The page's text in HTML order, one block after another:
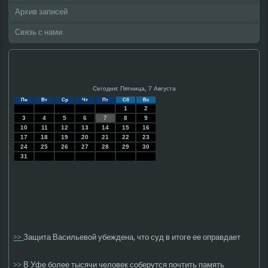
Архив записей
Связь с нами
Сегодня: Пятница, 7 Августа
Пн Вт Ср Чт Пт Сб Вс
1
2
3
4 5 6 7 8
9
10
11 12 13 14 15
16
17
18 19 20 21 22
23
24
25 26 27 28 29
30
31
>>Защита Васильевой убеждена, что суд в итоге ее оправдает